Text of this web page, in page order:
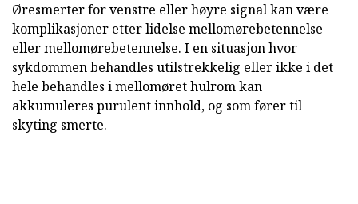
Øresmerter for venstre eller høyre signal kan være
komplikasjoner etter lidelse mellomørebetennelse
eller mellomørebetennelse. I en situasjon hvor
sykdommen behandles utilstrekkelig eller ikke i det
hele behandles i mellomøret hulrom kan
akkumuleres purulent innhold, og som fører til
skyting smerte.